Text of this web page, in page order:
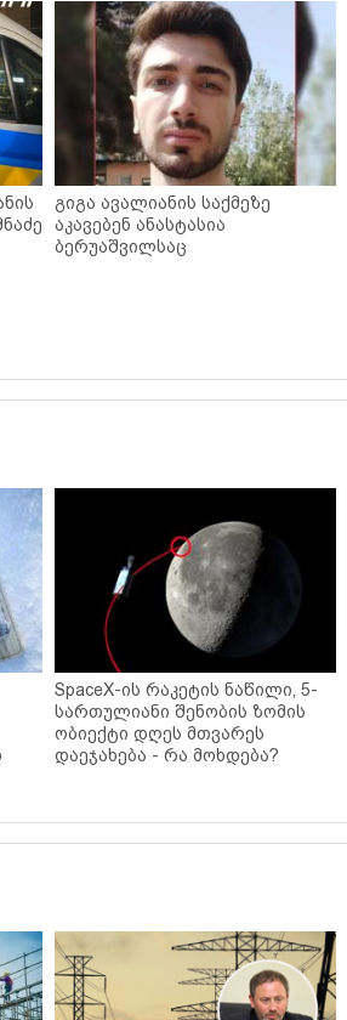
გიგა ავალიანის საქმეზე
აკავებენ ანასტასია
ბერუაშვილსაც
SpaceX-ის რაკეტის ნაწილი, 5-
სართულიანი შენობის ზომის
ობიექტი დღეს მთვარეს
დაეჯახება - რა მოხდება?